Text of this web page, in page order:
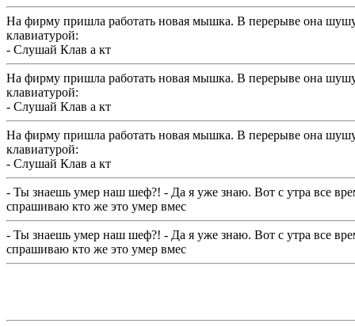
Hа фирму пришла работать новая мышка. В перерыве она
клавиатурой:
- Слушай Клав а кт
Hа фирму пришла работать новая мышка. В перерыве она
клавиатурой:
- Слушай Клав а кт
Hа фирму пришла работать новая мышка. В перерыве она
клавиатурой:
- Слушай Клав а кт
- Ты знаешь умер наш шеф?! - Да я уже знаю. Вот с утра все
спрашиваю кто же это умер вмес
- Ты знаешь умер наш шеф?! - Да я уже знаю. Вот с утра все
спрашиваю кто же это умер вмес